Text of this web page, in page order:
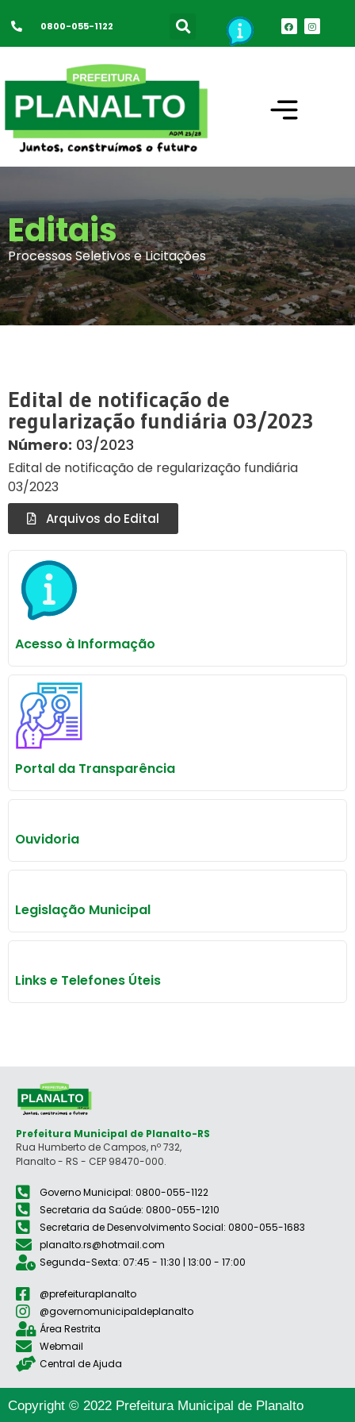
0800-055-1122
Editais
Processos Seletivos e Licitações
Edital de notificação de
regularização fundiária 03/2023
Número: 03/2023
Edital de notificação de regularização fundiária
03/2023
Arquivos do Edital
Acesso à Informação
Portal da Transparência
Ouvidoria
Legislação Municipal
Links e Telefones Úteis
Prefeitura Municipal de Planalto-RS
Rua Humberto de Campos, nº 732,
Planalto - RS - CEP 98470-000.
Governo Municipal: 0800-055-1122
Secretaria da Saúde: 0800-055-1210
Secretaria de Desenvolvimento Social: 0800-055-1683
planalto.rs@hotmail.com
Segunda-Sexta: 07:45 - 11:30 | 13:00 - 17:00
@prefeituraplanalto
@governomunicipaldeplanalto
Área Restrita
Webmail
Central de Ajuda
Copyright © 2022 Prefeitura Municipal de Planalto